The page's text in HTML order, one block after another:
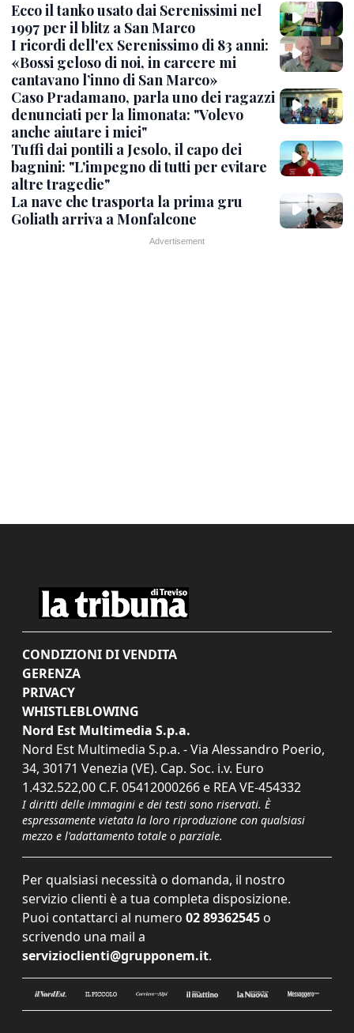
Ecco il tanko usato dai Serenissimi nel
1997 per il blitz a San Marco
I ricordi dell'ex Serenissimo di 83 anni:
«Bossi geloso di noi, in carcere mi
cantavano l’inno di San Marco»
Caso Pradamano, parla uno dei ragazzi
denunciati per la limonata: "Volevo
anche aiutare i miei"
Tuffi dai pontili a Jesolo, il capo dei
bagnini: "L'impegno di tutti per evitare
altre tragedie"
La nave che trasporta la prima gru
Goliath arriva a Monfalcone
CONDIZIONI DI VENDITA
GERENZA
PRIVACY
WHISTLEBLOWING
Nord Est Multimedia S.p.a.
Nord Est Multimedia S.p.a. - Via Alessandro Poerio,
34, 30171 Venezia (VE). Cap. Soc. i.v. Euro
1.432.522,00 C.F. 05412000266 e REA VE-454332
I diritti delle immagini e dei testi sono riservati. È
espressamente vietata la loro riproduzione con qualsiasi
mezzo e l'adattamento totale o parziale.
Per qualsiasi necessità o domanda, il nostro
servizio clienti è a tua completa disposizione.
Puoi contattarci al numero 02 89362545 o
scrivendo una mail a
servizioclienti@grupponem.it.